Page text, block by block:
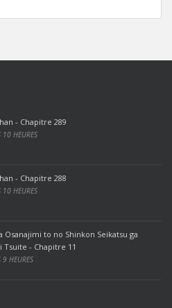
- Chapitre 289
10 HEURES
- Chapitre 288
10 HEURES
to no Shinkon Seikatsu ga
Tsuite - Chapitre 11
9 HEURES